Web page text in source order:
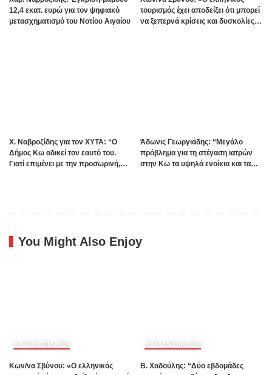
12,4 εκατ. ευρώ για τον ψηφιακό
μετασχηματισμό του Νοτίου Αιγαίου
τουρισμός έχει αποδείξει ότι μπορεί
να ξεπερνά κρίσεις και δυσκολίες»
Χ. Ναβροζίδης για τον ΧΥΤΑ: “Ο
Δήμος Κω αδικεί τον εαυτό του.
Γιατί επιμένει με την προσωρινή,
Άδωνις Γεωργιάδης: “Μεγάλο
πρόβλημα για τη στέγαση ιατρών
στην Κω τα υψηλά ενοίκια και τα
You Might Also Enjoy
ΑΥΤΟΔΙΟΙΚΗΣΗ
Kων/να Σβύνου: «Ο ελληνικός
ΑΥΤΟΔΙΟΙΚΗΣΗ
B. Xαδούλης: “Δύο εβδομάδες